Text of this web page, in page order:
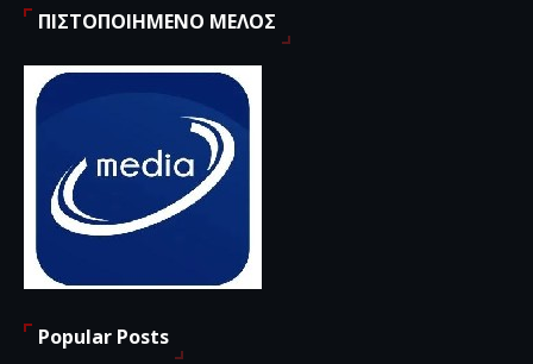
ΠΙΣΤΟΠΟΙΗΜΕΝΟ ΜΕΛΟΣ
Popular Posts